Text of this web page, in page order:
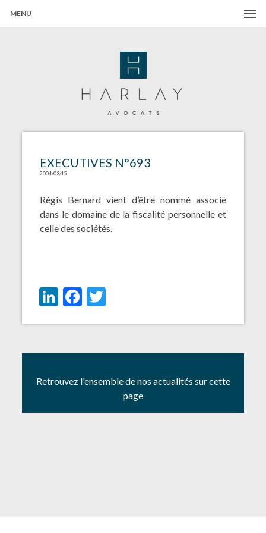
MENU
EXECUTIVES N°693
2004/03/15
Régis Bernard vient d’être nommé associé
dans le domaine de la fiscalité personnelle et
celle des sociétés.
LinkedIn
Facebook
Twitter
Retrouvez l'ensemble de nos actualités sur cette
page